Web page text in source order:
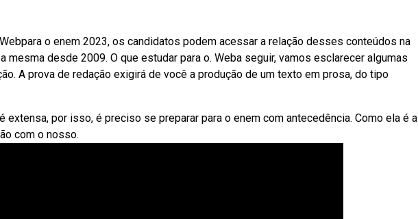
o enem 2023, os candidatos podem acessar a relação desses conteúdos na
mesma desde 2009. O que estudar para o. Weba seguir, vamos esclarecer algumas
A prova de redação exigirá de você a produção de um texto em prosa, do tipo
extensa, por isso, é preciso se preparar para o enem com antecedência. Como ela é a
com o nosso.